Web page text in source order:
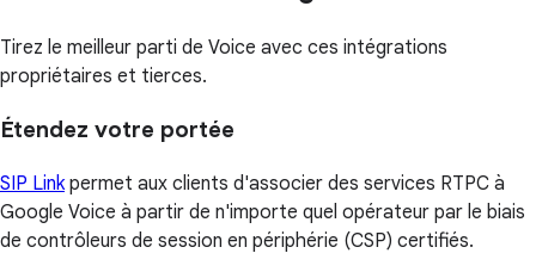
Tirez le meilleur parti de Voice avec ces intégrations
propriétaires et tierces.
Étendez votre portée
SIP Linkpermet aux clients d'associer des services RTPC à
Google Voice à partir de n'importe quel opérateur par le biais
de contrôleurs de session en périphérie (CSP) certifiés.